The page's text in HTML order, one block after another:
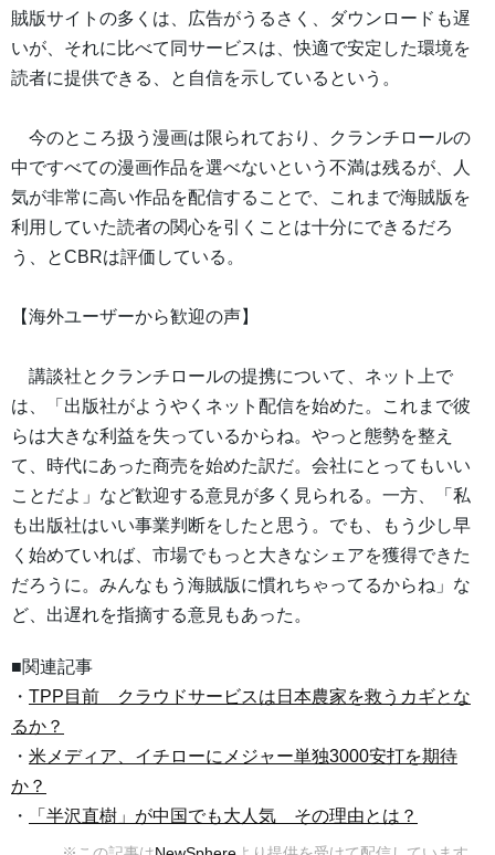
賊版サイトの多くは、広告がうるさく、ダウンロードも遅
いが、それに比べて同サービスは、快適で安定した環境を
読者に提供できる、と自信を示しているという。
今のところ扱う漫画は限られており、クランチロールの
中ですべての漫画作品を選べないという不満は残るが、人
気が非常に高い作品を配信することで、これまで海賊版を
利用していた読者の関心を引くことは十分にできるだろ
う、とCBRは評価している。
【海外ユーザーから歓迎の声】
講談社とクランチロールの提携について、ネット上で
は、「出版社がようやくネット配信を始めた。これまで彼
らは大きな利益を失っているからね。やっと態勢を整え
て、時代にあった商売を始めた訳だ。会社にとってもいい
ことだよ」など歓迎する意見が多く見られる。一方、「私
も出版社はいい事業判断をしたと思う。でも、もう少し早
く始めていれば、市場でもっと大きなシェアを獲得できた
だろうに。みんなもう海賊版に慣れちゃってるからね」な
ど、出遅れを指摘する意見もあった。
■関連記事
・ TPP目前 クラウドサービスは日本農家を救うカギとな
るか？
・ 米メディア、イチローにメジャー単独3000安打を期待
か？
・
「半沢直樹」が中国でも大人気 その理由とは？